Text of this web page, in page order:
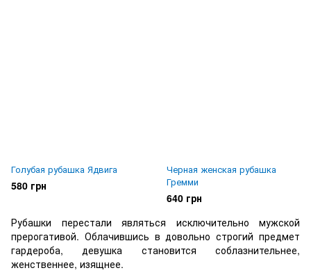
Голубая рубашка Ядвига
580 грн
Черная женская рубашка
Гремми
640 грн
Рубашки перестали являться исключительно мужской
прерогативой. Облачившись в довольно строгий предмет
гардероба, девушка становится соблазнительнее,
женственнее, изящнее.